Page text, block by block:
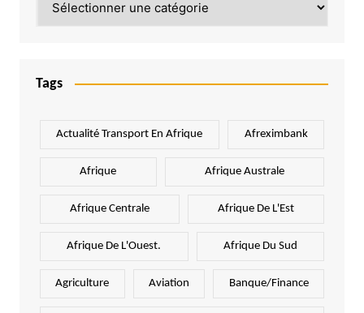
Tags
Actualité Transport En Afrique Afreximbank
Afrique Afrique Australe
Afrique Centrale Afrique De L'Est
Afrique De L'Ouest. Afrique Du Sud
Agriculture Aviation Banque/Finance